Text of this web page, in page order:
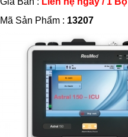
Mã Sản Phẩm : 13207